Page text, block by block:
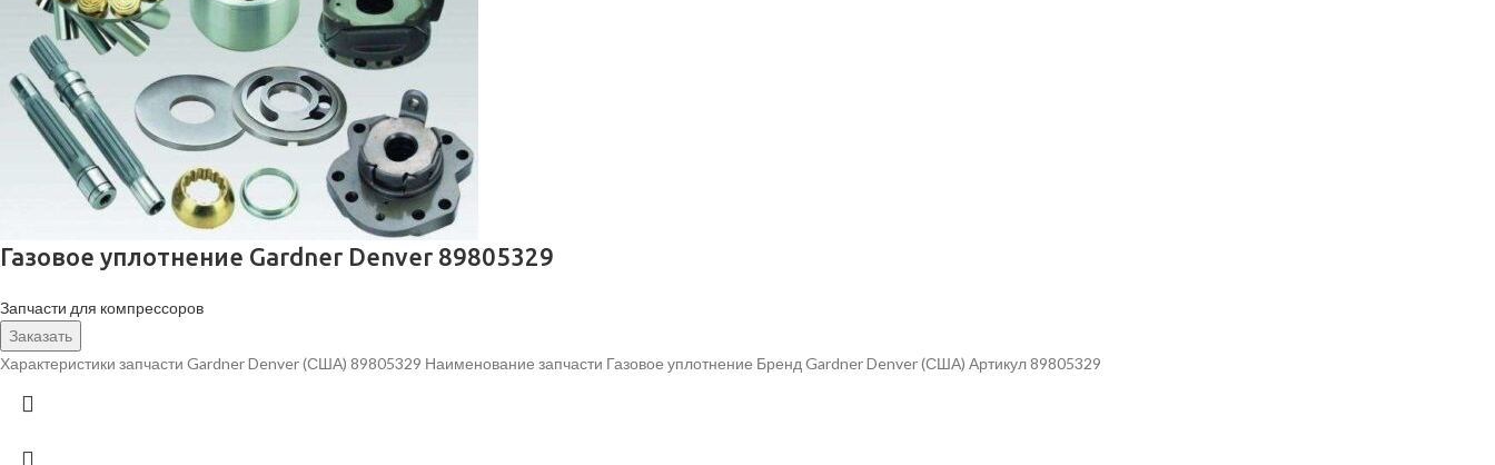
Газовое уплотнение Gardner Denver 89805329
Запчасти для компрессоров
Заказать
Характеристики запчасти Gardner Denver (США) 89805329 Наименование запчасти Газовое уплотнение Бренд Gardner Denver (США) Артикул 89805329